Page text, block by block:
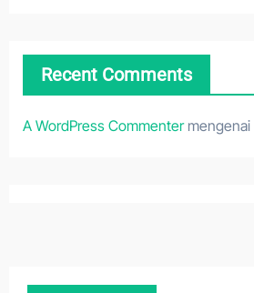
Recent Comments
A WordPress Commentermengenai